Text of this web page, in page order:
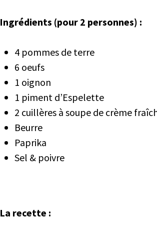
Ingrédients (pour 2 personnes) :
4 pommes de terre
6 oeufs
1 oignon
1 piment d’Espelette
2 cuillères à soupe de crème
Beurre
Paprika
Sel & poivre
La recette :